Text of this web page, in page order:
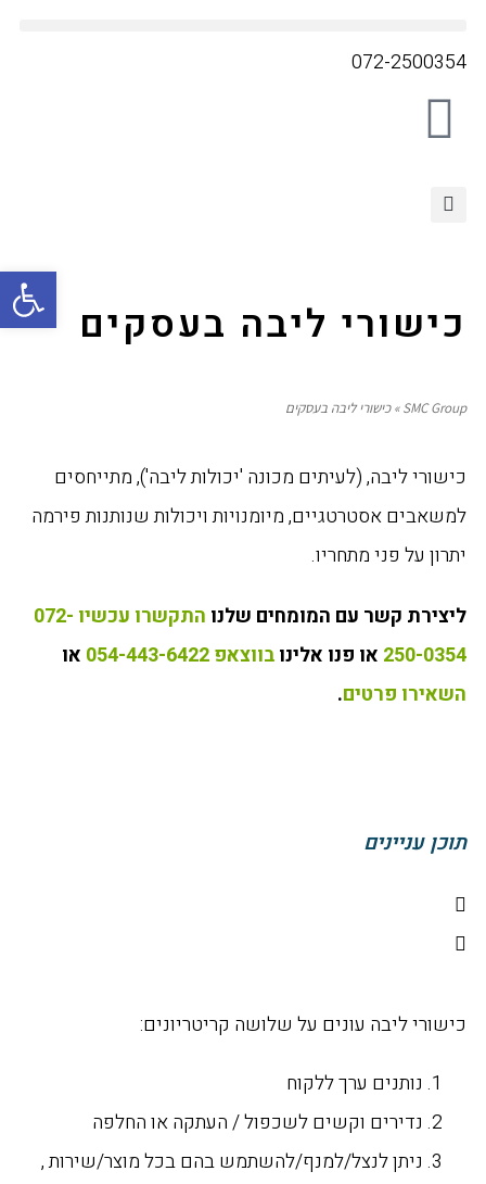
072-2500354
כישורי ליבה בעסקים
SMC Group
»כישורי ליבה בעסקים
כישורי ליבה, (לעיתים מכונה 'יכולות ליבה'), מתייחסים
למשאבים אסטרטגיים, מיומנויות ויכולות שנותנות פירמה
יתרון על פני מתחריו.
ליצירת קשר עם המומחים שלנו
התקשרו עכשיו 072-
250-0354 או פנו אלינובווצאפ 054-443-6422
או
השאירו פרטים.
תוכן עניינים
כישורי ליבה עונים על שלושה קריטריונים:
נותנים ערך ללקוח
נדירים וקשים לשכפול / העתקה או החלפה
ניתן לנצל/למנף/להשתמש בהם בכל מוצר/שירות ,
פתח